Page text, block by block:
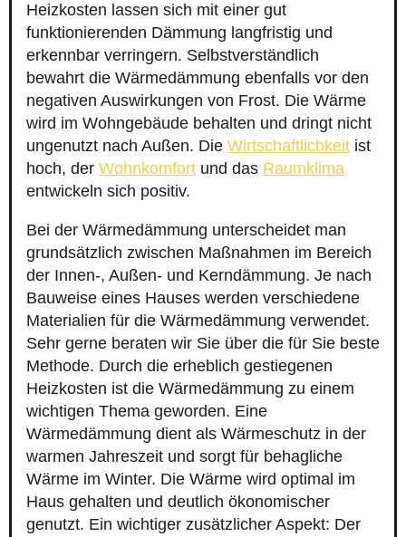
Heizkosten lassen sich mit einer gut
funktionierenden Dämmung langfristig und
erkennbar verringern. Selbstverständlich
bewahrt die Wärmedämmung ebenfalls vor den
negativen Auswirkungen von Frost. Die Wärme
wird im Wohngebäude behalten und dringt nicht
ungenutzt nach Außen. Die Wirtschaftlichkeit ist
hoch, der Wohnkomfort und das Raumklima
entwickeln sich positiv.
Bei der Wärmedämmung unterscheidet man
grundsätzlich zwischen Maßnahmen im Bereich
der Innen-, Außen- und Kerndämmung. Je nach
Bauweise eines Hauses werden verschiedene
Materialien für die Wärmedämmung verwendet.
Sehr gerne beraten wir Sie über die für Sie beste
Methode. Durch die erheblich gestiegenen
Heizkosten ist die Wärmedämmung zu einem
wichtigen Thema geworden. Eine
Wärmedämmung dient als Wärmeschutz in der
warmen Jahreszeit und sorgt für behagliche
Wärme im Winter. Die Wärme wird optimal im
Haus gehalten und deutlich ökonomischer
genutzt. Ein wichtiger zusätzlicher Aspekt: Der